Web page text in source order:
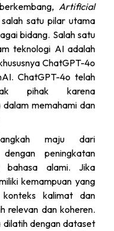
Artificial
satu pilar utama
bidang. Salah satu
teknologi AI adalah
ChatGPT-4o
ChatGPT-4o telah
pihak karena
memahami dan
maju dari
peningkatan
bahasa alami. Jika
kemampuan yang
kalimat dan
relevan dan koheren.
dilatih dengan dataset